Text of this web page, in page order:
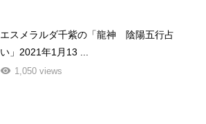
エスメラルダ千紫の「龍神 陰陽五行占
い」2021年1月13 ...
1,050 views